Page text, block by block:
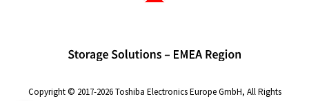
Copyright © 2017-2026 Toshiba Electronics Europe GmbH, All Rights